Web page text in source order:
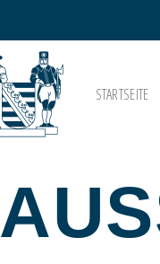
STARTSEITE